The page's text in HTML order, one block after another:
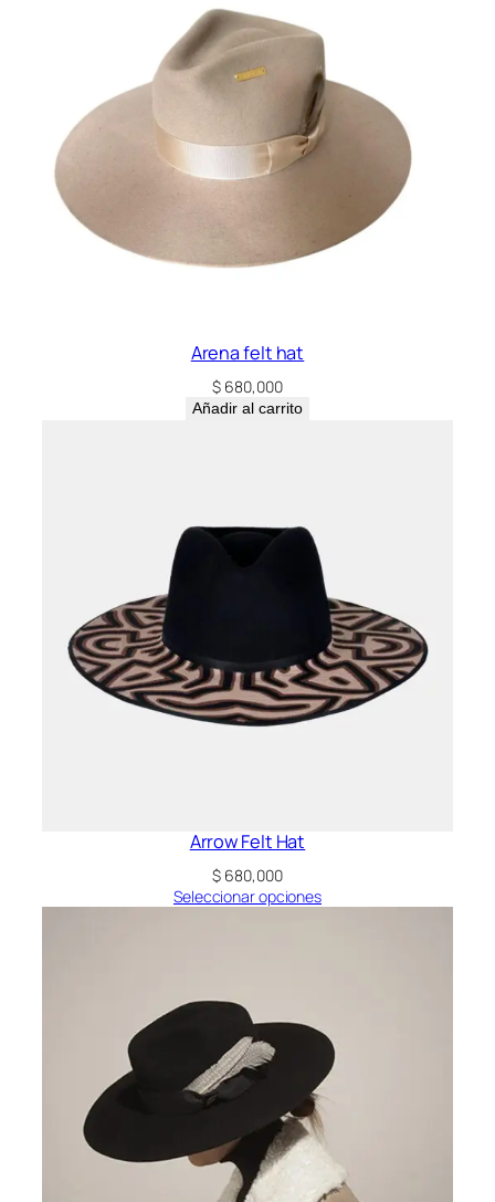
Arena felt hat
$ 680,000
Añadir al carrito
Arrow Felt Hat
$ 680,000
Seleccionar opciones